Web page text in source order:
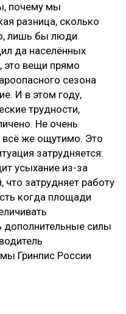
почему мы
разница, сколько
лишь бы люди
да населённых
это вещи прямо
сезона
И в этом году,
трудности,
Не очень
всё же ощутимо. Это
затрудняется:
усыхание из-за
затрудняет работу
когда площади
дополнительные силы
Гринпис России